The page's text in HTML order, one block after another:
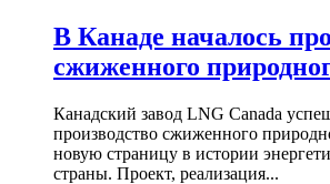
В Канаде началось
сжиженного
Канадский завод LNG Canada
производство сжиженного
новую страницу в истории
страны. Проект, реализация...